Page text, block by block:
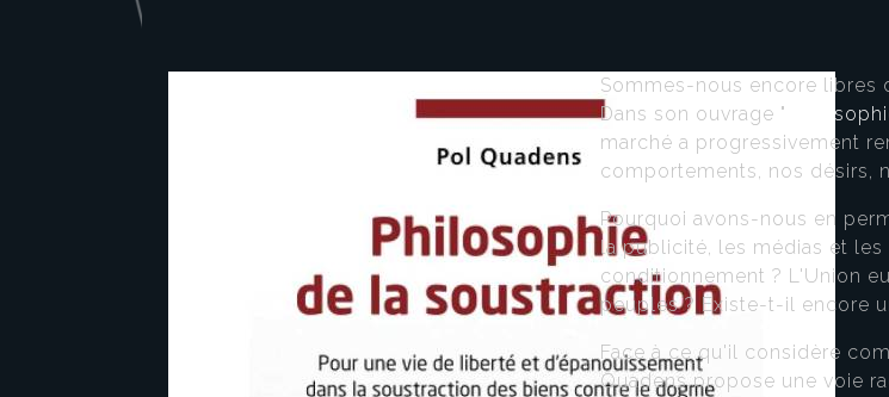
Sommes-nous encore libres
Dans son ouvrage "
marché a progressivement
comportements, nos désirs,
Pourquoi avons-nous en
la publicité, les médias et
conditionnement ? L'Union
peuples ? Existe-t-il encore
Face à ce qu'il considère
Quadens propose une voie